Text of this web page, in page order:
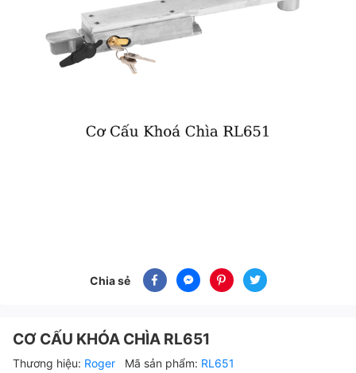
Chia sẻ
CƠ CẤU KHÓA CHÌA RL651
Thương hiệu: Roger Mã sản phẩm: RL651